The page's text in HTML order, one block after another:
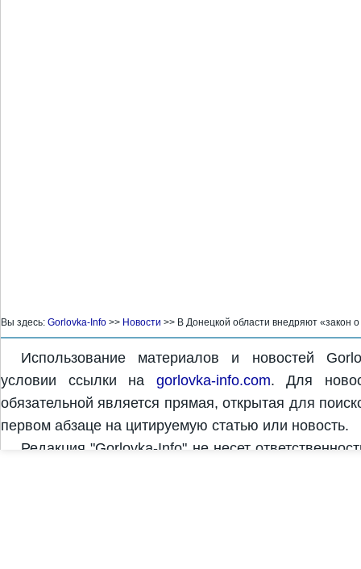
Вы здесь: Gorlovka-Info >> Новости >> В Донецкой области внедряют «закон
Использование материалов и новостей
условии ссылки на gorlovka-info.com. Для
обязательной является прямая, открытая для
первом абзаце на цитируемую статью или новость.
Редакция "Gorlovka-Info" не несет